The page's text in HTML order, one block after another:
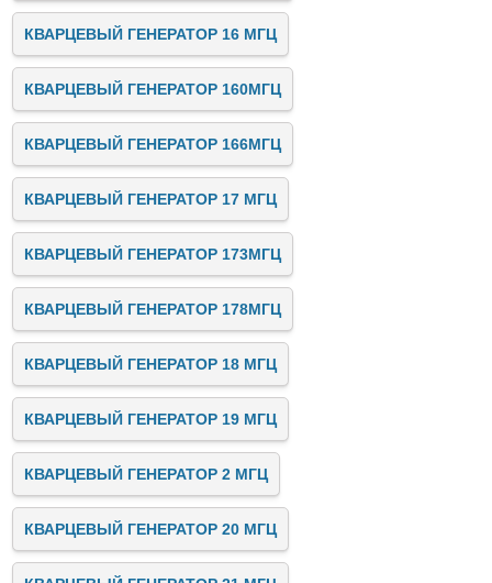
КВАРЦЕВЫЙ ГЕНЕРАТОР 16 МГЦ
КВАРЦЕВЫЙ ГЕНЕРАТОР 160МГЦ
КВАРЦЕВЫЙ ГЕНЕРАТОР 166МГЦ
КВАРЦЕВЫЙ ГЕНЕРАТОР 17 МГЦ
КВАРЦЕВЫЙ ГЕНЕРАТОР 173МГЦ
КВАРЦЕВЫЙ ГЕНЕРАТОР 178МГЦ
КВАРЦЕВЫЙ ГЕНЕРАТОР 18 МГЦ
КВАРЦЕВЫЙ ГЕНЕРАТОР 19 МГЦ
КВАРЦЕВЫЙ ГЕНЕРАТОР 2 МГЦ
КВАРЦЕВЫЙ ГЕНЕРАТОР 20 МГЦ